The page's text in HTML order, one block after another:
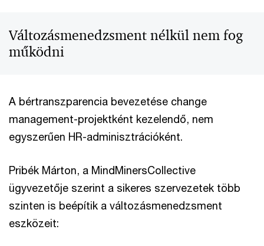
Változásmenedzsment nélkül nem fog
működni
A bértranszparencia bevezetése change
management-projektként kezelendő, nem
egyszerűen HR-adminisztrációként.
Pribék Márton, a MindMinersCollective
ügyvezetője szerint a sikeres szervezetek több
szinten is beépítik a változásmenedzsment
eszközeit: